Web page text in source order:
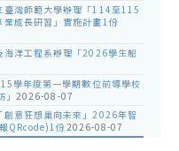
臺灣師範大學辦理「114至115
成長研習」實施計畫1份
海洋工程系辦理「2026學生船
學年度第一學期數位前導學校
2026-08-07
創意狂想巢向未來」2026年智
QRcode)1份2026-08-07